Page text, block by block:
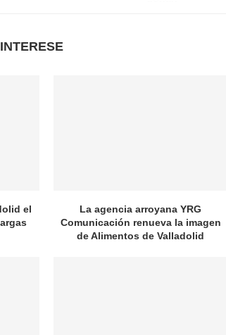
el
La agencia arroyana YRG
Comunicación renueva la imagen
de Alimentos de Valladolid